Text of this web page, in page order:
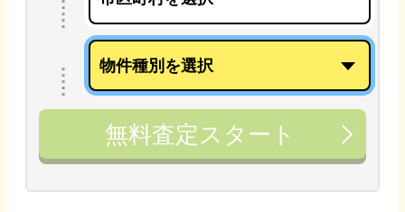
無料査定スタート